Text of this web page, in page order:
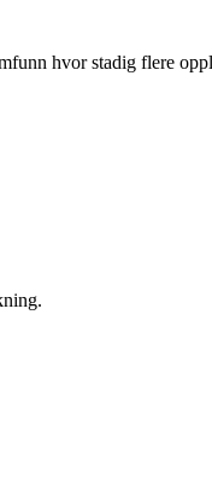
hvor stadig flere